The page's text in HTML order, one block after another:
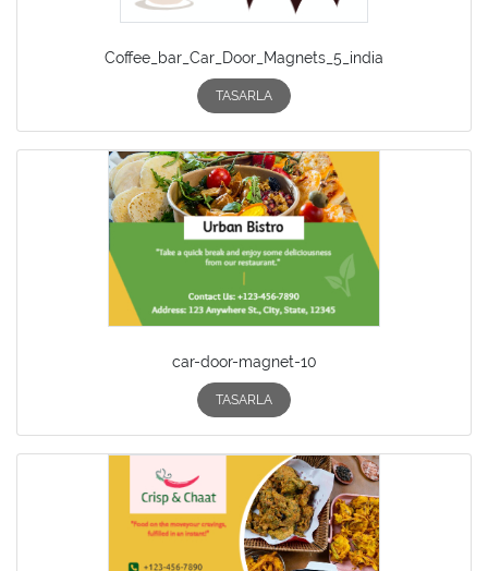
Coffee_bar_Car_Door_Magnets_5_india
TASARLA
car-door-magnet-10
TASARLA